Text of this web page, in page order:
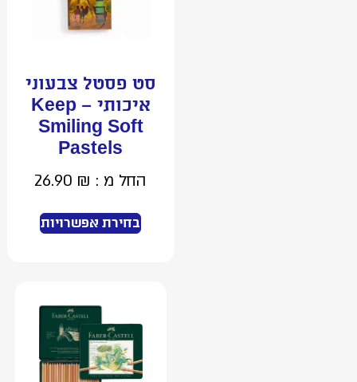
סט פסטל צבעוני
איכותי – Keep
Smiling Soft
Pastels
החל מ : 26.90₪
בחירת אפשרויות